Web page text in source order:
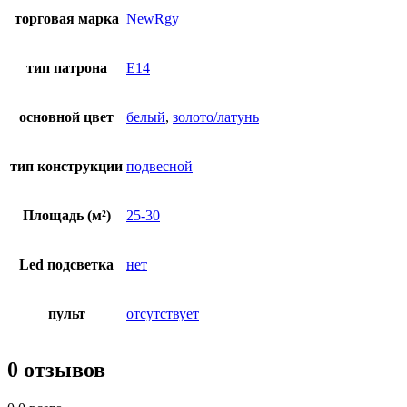
торговая марка NewRgy
тип патрона E14
основной цвет белый, золото/латунь
тип конструкции подвесной
Площадь (м²) 25-30
Led подсветка нет
пульт отсутствует
0 отзывов